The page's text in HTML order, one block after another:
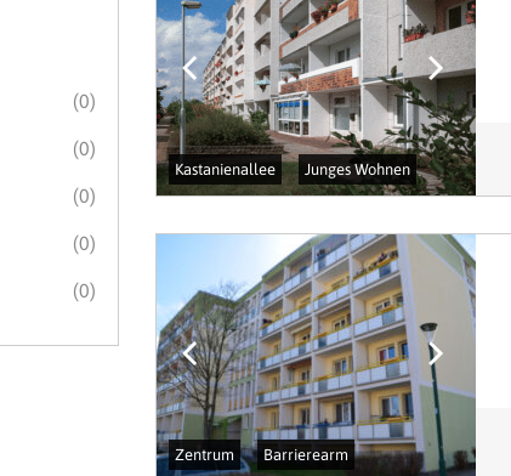
(0)
(0)
(0)
(0)
(0)
Kastanienallee Junges Wohnen
Zentrum Barrierearm